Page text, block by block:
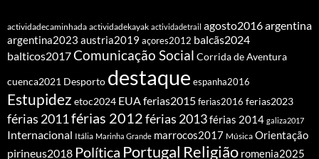
actividadecaminhada actividadekayak actividadetrail agosto2016argentina
argentina2023 austria2019 açores2012 balcãs2024
balticos2017Comunicação Social Corrida de Aventura
cuenca2021 Desporto destaque espanha2016
Estupidez etoc2024 EUAferias2015ferias2016 ferias2023
férias 2011férias 2012férias 2013férias 2014 galiza2017
Internacional Itália Marinha Grande marrocos2017 Música Orientação
pirineus2018 Política Portugal Religião romenia2025